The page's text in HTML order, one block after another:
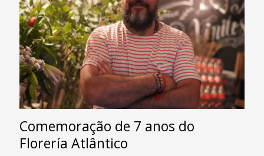
Comemoração de 7 anos do
Florería Atlântico